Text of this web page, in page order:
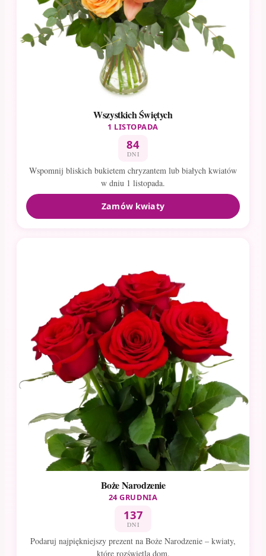
Wszystkich Świętych
1 LISTOPADA
84
DNI
Wspomnij bliskich bukietem chryzantem lub białych kwiatów
w dniu 1 listopada.
Zamów kwiaty
Boże Narodzenie
24 GRUDNIA
137
DNI
Podaruj najpiękniejszy prezent na Boże Narodzenie – kwiaty,
które rozświetlą dom.